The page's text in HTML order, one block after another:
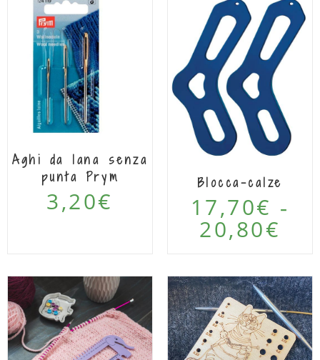
Aghi da lana senza
punta Prym
3,20€
Blocca-calze
17,70€ -
20,80€